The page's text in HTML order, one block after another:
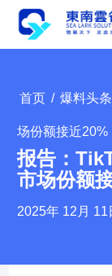
首页 / 爆料头条
场份额接近20%
报告：
市场份额
2025年 12月 11